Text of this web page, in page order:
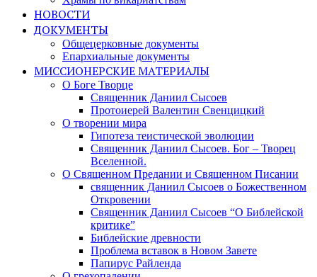
НОВОСТИ
ДОКУМЕНТЫ
Общецерковные документы
Епархиальные документы
МИССИОНЕРСКИЕ МАТЕРИАЛЫ
О Боге Творце
Священник Даниил Сысоев
Протоиерей Валентин Свенцицкий
О творении мира
Гипотеза теистической эволюции
Священник Даниил Сысоев. Бог – Творец
Вселенной.
О Священном Предании и Священном Писании
священник Даниил Сысоев о Божественном
Откровении
Священник Даниил Сысоев “О Библейской
критике”
Библейские древности
Проблема вставок в Новом Завете
Папирус Райленда